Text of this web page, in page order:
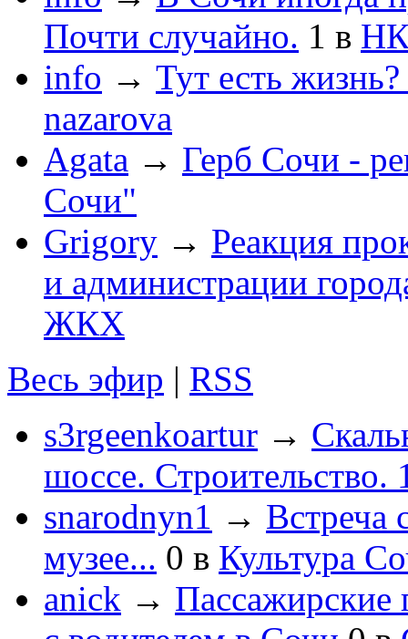
Почти случайно. 1 в
info → Тут есть
nazarova
Agata → Герб Сочи -
Сочи"
Grigory → Реакция
и администрации
ЖКХ
Весь эфир | RSS
s3rgeenkoartur →
шоссе. Строительство.
snarodnyn1 → Встреча
музее... 0 в Культура
anick → Пассажирские